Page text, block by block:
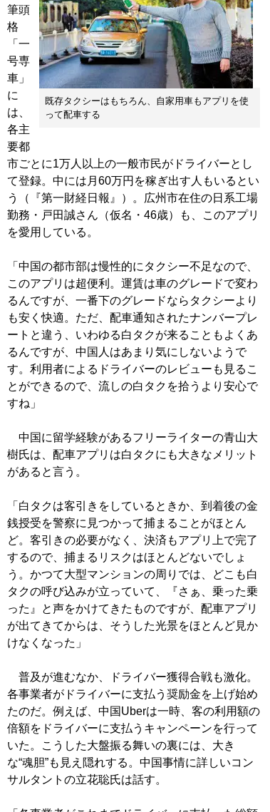
既存タクシーはもちろん、自家用車もアプリを使
って配車する
筆頭
格
「一
号専
車」
に
は、
各主
要都
市ごとに1万人以上の一般市民がドライバーとし
て登録。中には月60万円を稼ぎ出す人もいるとい
う（『第一財経日報』）。広州市在住の日系工場
勤務・戸田誠さん（仮名・46歳）も、このアプリ
を愛用している。
「中国の都市部は慢性的にタクシー不足なので、
このアプリは超便利。運賃は車のグレードで変わ
るんですが、一番下のグレードならタクシーより
も安く快適。ただ、配車通知されたナンバープレ
ートと違う、いわゆる白タクが来ることもよくあ
るんですが、中国人はあまり気にしないようで
す。利用者によるドライバーのレビューも見るこ
とができるので、流しの白タクを拾うより安心で
すね」
中国に留学経験があるフリーライターの青山大
樹氏は、配車アプリは白タクにも大きなメリット
があると言う。
「白タクは客引きをしているときか、到着後の金
銭授受を警察に見つかって捕まることがほとん
ど。客引きの必要がなく、決済もアプリ上で完了
するので、捕まるリスクはほとんどないでしょ
う。かつて大型マンションの周りでは、どこも白
タクの呼び込みが立っていて、『さぁ、乗った乗
った』と声をかけてきたものですが、配車アプリ
が出てきてからは、そうした光景をほとんど見か
けなくなった」
普及が進むなか、ドライバー獲得合戦も激化。
各事業者がドライバーに支払う奨励金を上げ始め
たのだ。例えば、中国Uberは一時、客の利用額の
倍額をドライバーに支払うキャンペーンを行って
いた。こうした大盤振る舞いの裏には、大き
な“魂胆”も見え隠れする。中国事情に詳しいコン
サルタントの立花聡氏は話す。